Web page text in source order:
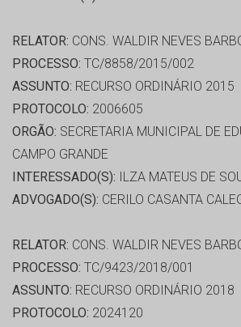
RELATOR: CONS. WALDIR NEVES
PROCESSO: TC/8858/2015/002
ASSUNTO: RECURSO ORDINÁRIO 2015
PROTOCOLO: 2006605
ORGÃO: SECRETARIA MUNICIPAL DE
CAMPO GRANDE
INTERESSADO(S): ILZA MATEUS DE
ADVOGADO(S): CERILO CASANTA
RELATOR: CONS. WALDIR NEVES
PROCESSO: TC/9423/2018/001
ASSUNTO: RECURSO ORDINÁRIO 2018
PROTOCOLO: 2024120